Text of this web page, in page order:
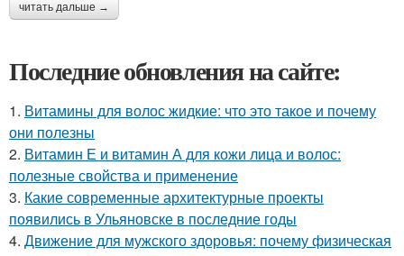
читать дальше →
Последние обновления на сайте:
1. Витамины для волос жидкие: что это такое и почему
они полезны
2. Витамин Е и витамин А для кожи лица и волос:
полезные свойства и применение
3. Какие современные архитектурные проекты
появились в Ульяновске в последние годы
4. Движение для мужского здоровья: почему физическая